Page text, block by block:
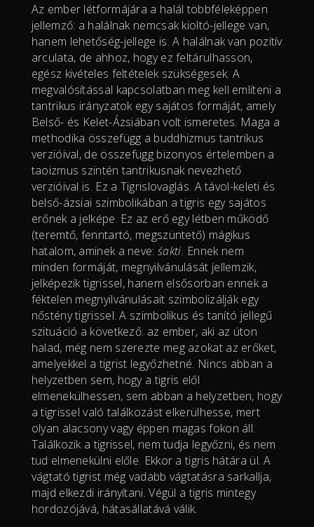
Az ember létformájára a halál többféleképpen
jellemző: a halálnak nemcsak kioltó-jellege van,
hanem lehetőség-jellege is. A halálnak van pozitív
arculata, de ahhoz, hogy ez feltárulhasson,
egész kivételes feltételek szükségesek. A
megvalósítással kapcsolatban meg kell említeni a
tantrikus irányzatok egy sajátos formáját, amely
Belső- és Kelet-Ázsiában volt ismeretes. Maga a
methodika összefügg a buddhizmus tantrikus
verzióival, de összefügg bizonyos értelemben a
taoizmus szintén tantrikusnak nevezhető
verzióival is. Ez a Tigrislovaglás. A távol-keleti és
belső-ázsiai szimbolikában a tigris egy sajátos
erőnek a jelképe. Ez az erő egy létben működő
(teremtő, fenntartó, megszüntető) mágikus
hatalom, aminek a neve: śakti. Ennek nem
minden formáját, megnyilvánulását jellemzik,
jelképezik tigrissel, hanem elsősorban ennek a
féktelen megnyilvánulásait szimbolizálják egy
nőstény tigrissel. A szimbolikus és tanító jellegű
szituáció a következő: az ember, aki az úton
halad, még nem szerezte meg azokat az erőket,
amelyekkel a tigrist legyőzhetné. Nincs abban a
helyzetben sem, hogy a tigris elől
elmenekülhessen, sem abban a helyzetben, hogy
a tigrissel való találkozást elkerülhesse, mert
olyan alacsony vagy éppen magas fokon áll.
Találkozik a tigrissel, nem tudja legyőzni, és nem
tud elmenekülni előle. Ekkor a tigris hátára ül. A
vágtató tigrist még vadabb vágtatásra sarkallja,
majd elkezdi irányítani. Végül a tigris mintegy
hordozójává, hátasállatává válik.